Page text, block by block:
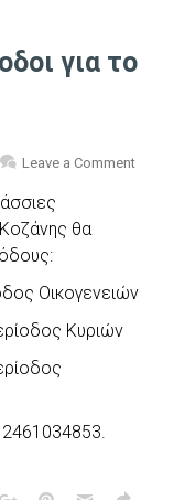
για το
Leave a Comment
θα
Οικογενειών
Κυριών